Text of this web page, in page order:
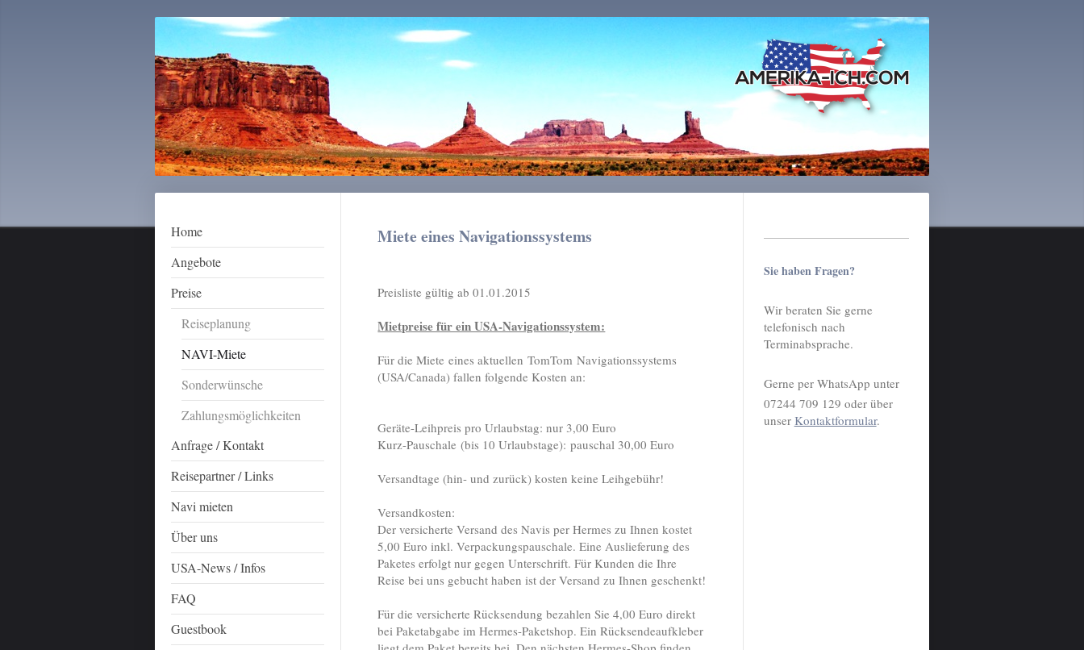
Home
Angebote
Preise
Reiseplanung
NAVI-Miete
Sonderwünsche
Zahlungsmöglichkeiten
Anfrage / Kontakt
Reisepartner / Links
Navi mieten
Über uns
USA-News / Infos
FAQ
Guestbook
Miete eines Navigationssystems
Preisliste gültig ab 01.01.2015
Mietpreise für ein USA-Navigationssystem:
Für die Miete eines aktuellen TomTom Navigationssystems
(USA/Canada) fallen folgende Kosten an:
Geräte-Leihpreis pro Urlaubstag: nur 3,00 Euro
Kurz-Pauschale (bis 10 Urlaubstage): pauschal 30,00 Euro
Versandtage (hin- und zurück) kosten keine Leihgebühr!
Versandkosten:
Der versicherte Versand des Navis per Hermes zu Ihnen kostet
5,00 Euro inkl. Verpackungspauschale. Eine Auslieferung des
Paketes erfolgt nur gegen Unterschrift. Für Kunden die Ihre
Reise bei uns gebucht haben ist der Versand zu Ihnen geschenkt!
Für die versicherte Rücksendung bezahlen Sie 4,00 Euro direkt
bei Paketabgabe im Hermes-Paketshop. Ein Rücksendeaufkleber
Sie haben Fragen?
Wir beraten Sie gerne
telefonisch nach
Terminabsprache.
Gerne per WhatsApp unter
07244 709 129 oder über
unser Kontaktformular.